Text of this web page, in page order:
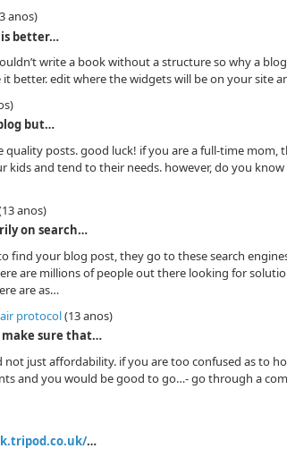
anos)
is better…
write a book without a structure so why a
better. edit where the widgets will be on your site
but…
posts. good luck! if you are a full-time mom,
kids and tend to their needs. however, do you
anos)
on search…
find your blog post, they go to these search
are millions of people out there looking for
are as…
protocol(13 anos)
make sure that…
not just affordability. if you are too confused as to
and you would be good to go…- go through a
…